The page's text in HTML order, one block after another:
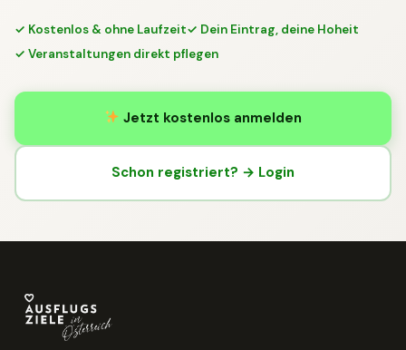
✓ Kostenlos & ohne Laufzeit✓ Dein Eintrag, deine Hoheit
✓ Veranstaltungen direkt pflegen
Jetzt kostenlos anmelden
Schon registriert? → Login